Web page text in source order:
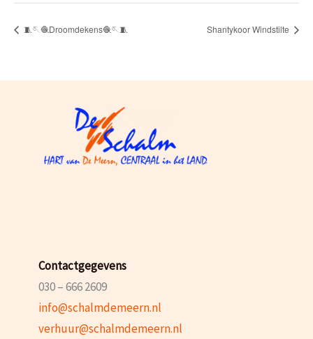
🧵🪡🧶Droomdekens🧶🪡🧵 Shantykoor Windstilte
Contactgegevens
030 – 666 2609
info@schalmdemeern.nl
verhuur@schalmdemeern.nl